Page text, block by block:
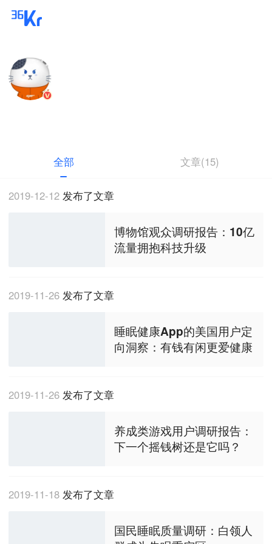
全部 文章(15)
2019-12-12 发布了文章
博物馆观众调研报告：10亿
流量拥抱科技升级
2019-11-26 发布了文章
睡眠健康App的美国用户定
向洞察：有钱有闲更爱健康
2019-11-26 发布了文章
养成类游戏用户调研报告：
下一个摇钱树还是它吗？
2019-11-18 发布了文章
国民睡眠质量调研：白领人